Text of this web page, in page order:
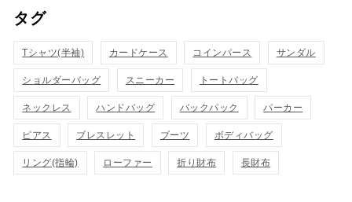
タグ
Tシャツ(半袖) カードケース コインパース サンダル
ショルダーバッグ スニーカー トートバッグ
ネックレス ハンドバッグ バックパック パーカー
ピアス ブレスレット ブーツ ボディバッグ
リング(指輪) ローファー 折り財布 長財布